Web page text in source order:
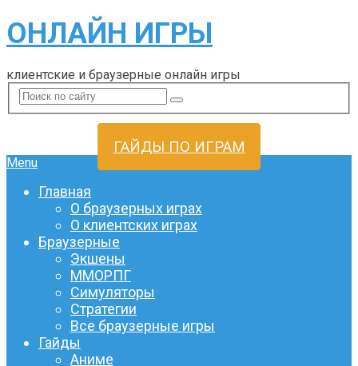
ОНЛАЙН ИГРЫ
клиентские и браузерные онлайн игры
ГАЙДЫ ПО ИГРАМ
Menu
Главная
О браузерных играх
О клиентских играх
Браузерные
Экшены
ММОРПГ
Симуляторы
Стратегии
Все браузерные игры
Гайды
Аниме